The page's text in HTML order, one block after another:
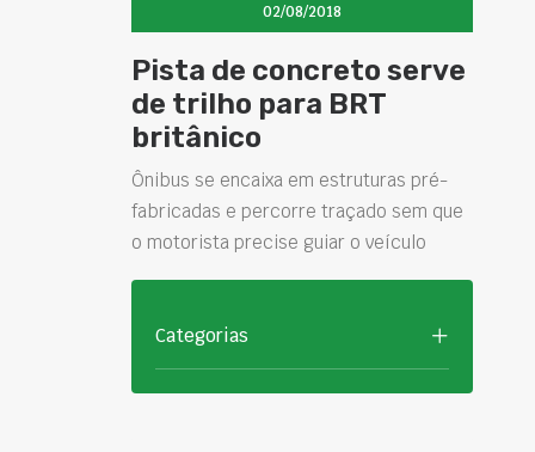
02/08/2018
Pista de concreto serve
de trilho para BRT
britânico
Ônibus se encaixa em estruturas pré-
fabricadas e percorre traçado sem que
o motorista precise guiar o veículo
Categorias